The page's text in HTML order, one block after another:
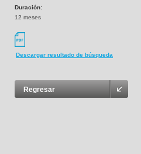
Duración:
12 meses
Descargar resultado de búsqueda
Regresar